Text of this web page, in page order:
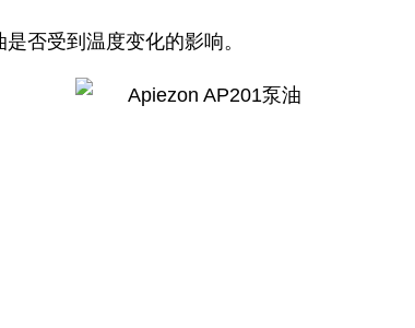
否受到温度变化的影响。